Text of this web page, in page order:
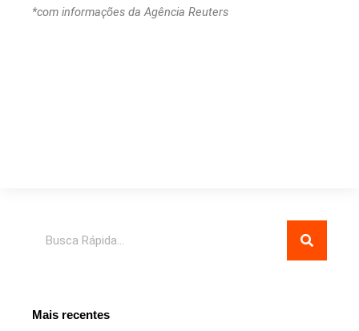
*com informações da Agência Reuters
Mais recentes